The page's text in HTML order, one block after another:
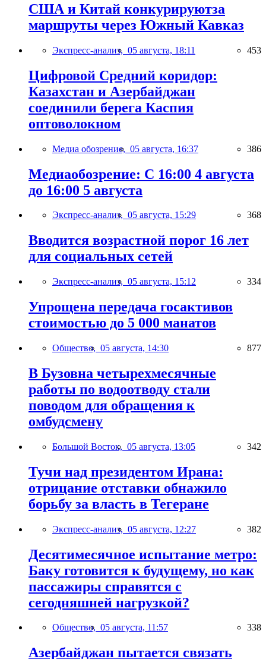
США и Китай конкурируютза
маршруты через Южный Кавказ
Экспресс-анализ, 05 августа, 18:11 453
Цифровой Средний коридор:
Казахстан и Азербайджан
соединили берега Каспия
оптоволокном
Медиа обозрение, 05 августа, 16:37 386
Медиаобозрение: С 16:00 4 августа
до 16:00 5 августа
Экспресс-анализ, 05 августа, 15:29 368
Вводится возрастной порог 16 лет
для социальных сетей
Экспресс-анализ, 05 августа, 15:12 334
Упрощена передача госактивов
стоимостью до 5 000 манатов
Общество, 05 августа, 14:30 877
В Бузовна четырехмесячные
работы по водоотводу стали
поводом для обращения к
омбудсмену
Большой Восток, 05 августа, 13:05 342
Тучи над президентом Ирана:
отрицание отставки обнажило
борьбу за власть в Тегеране
Экспресс-анализ, 05 августа, 12:27 382
Десятимесячное испытание метро:
Баку готовится к будущему, но как
пассажиры справятся с
сегодняшней нагрузкой?
Общество, 05 августа, 11:57 338
Азербайджан пытается связать